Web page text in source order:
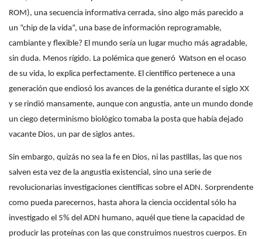
ROM), una secuencia informativa cerrada, sino algo más parecido a
un “chip de la vida”, una base de información reprogramable,
cambiante y flexible? El mundo sería un lugar mucho más agradable,
sin duda. Menos rígido. La polémica que generó Watson en el ocaso
de su vida, lo explica perfectamente. El científico pertenece a una
generación que endiosó los avances de la genética durante el siglo XX
y se rindió mansamente, aunque con angustia, ante un mundo donde
un ciego determinismo biológico tomaba la posta que había dejado
vacante Dios, un par de siglos antes.
Sin embargo, quizás no sea la fe en Dios, ni las pastillas, las que nos
salven esta vez de la angustia existencial, sino una serie de
revolucionarias investigaciones científicas sobre el ADN. Sorprendente
como pueda parecernos, hasta ahora la ciencia occidental sólo ha
investigado el 5% del ADN humano, aquél que tiene la capacidad de
producir las proteínas con las que construimos nuestros cuerpos. En